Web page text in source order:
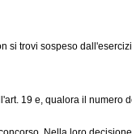
trovi sospeso
19 e, qualora il numero